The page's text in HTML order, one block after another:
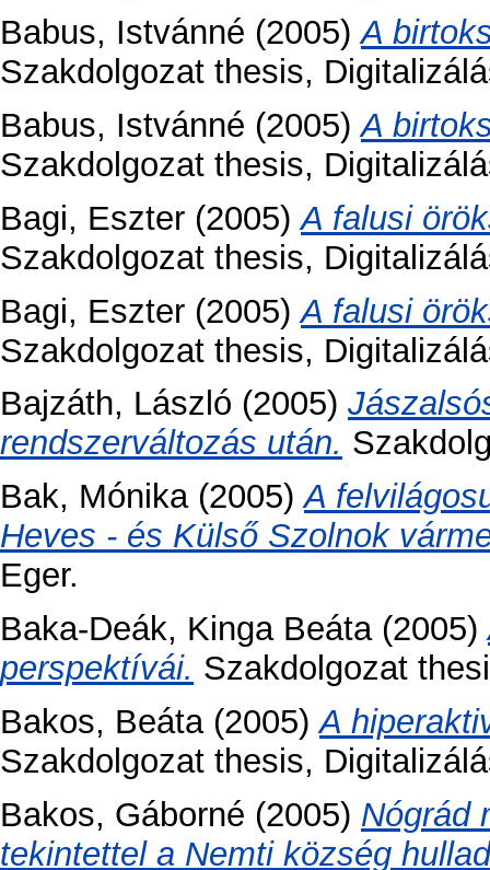
Babus, Istvánné (2005)A
Szakdolgozat thesis,
Babus, Istvánné (2005)A
Szakdolgozat thesis,
Bagi, Eszter (2005)A falusi
Szakdolgozat thesis,
Bagi, Eszter (2005)A falusi
Szakdolgozat thesis,
Bajzáth, László (2005)
rendszerváltozás után.
Bak, Mónika(2005)A
Heves - és Külső Szolnok
Eger.
Baka-Deák, Kinga Beáta(2005)
perspektívái. Szakdolgozat
Bakos, Beáta(2005)A
Szakdolgozat thesis,
Bakos, Gáborné (2005) Nógrád
tekintettel a Nemti község